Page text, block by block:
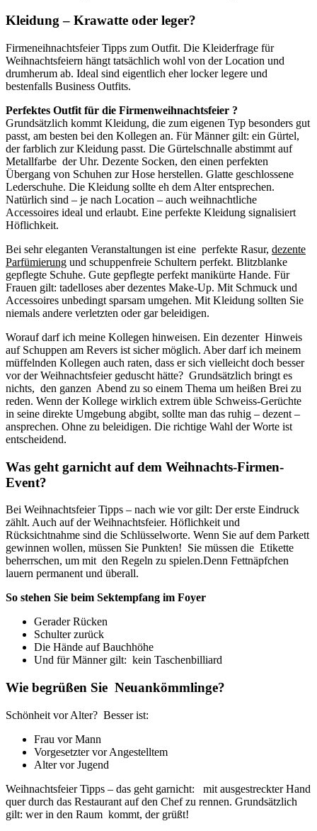
Kleidung – Krawatte oder leger?
Firmeneihnachtsfeier Tipps zum Outfit. Die Kleiderfrage für
Weihnachtsfeiern hängt tatsächlich wohl von der Location und
drumherum ab. Ideal sind eigentlich eher locker legere und
bestenfalls Business Outfits.
Perfektes Outfit für die Firmenweihnachtsfeier ?
Grundsätzlich kommt Kleidung, die zum eigenen Typ besonders gut
passt, am besten bei den Kollegen an. Für Männer gilt: ein Gürtel,
der farblich zur Kleidung passt. Die Gürtelschnalle abstimmt auf
Metallfarbe der Uhr. Dezente Socken, den einen perfekten
Übergang von Schuhen zur Hose herstellen. Glatte geschlossene
Lederschuhe. Die Kleidung sollte eh dem Alter entsprechen.
Natürlich sind – je nach Location – auch weihnachtliche
Accessoires ideal und erlaubt. Eine perfekte Kleidung signalisiert
Höflichkeit.
Bei sehr eleganten Veranstaltungen ist eine perfekte Rasur, dezente
Parfümierung und schuppenfreie Schultern perfekt. Blitzblanke
gepflegte Schuhe. Gute gepflegte perfekt manikürte Hande. Für
Frauen gilt: tadelloses aber dezentes Make-Up. Mit Schmuck und
Accessoires unbedingt sparsam umgehen. Mit Kleidung sollten Sie
niemals andere verletzten oder gar beleidigen.
Worauf darf ich meine Kollegen hinweisen. Ein dezenter Hinweis
auf Schuppen am Revers ist sicher möglich. Aber darf ich meinem
müffelnden Kollegen auch raten, dass er sich vielleicht doch besser
vor der Weihnachtsfeier geduscht hätte? Grundsätzlich bringt es
nichts, den ganzen Abend zu so einem Thema um heißen Brei zu
reden. Wenn der Kollege wirklich extrem üble Schweiss-Gerüchte
in seine direkte Umgebung abgibt, sollte man das ruhig – dezent –
ansprechen. Ohne zu beleidigen. Die richtige Wahl der Worte ist
entscheidend.
Was geht garnicht auf dem Weihnachts-Firmen-
Event?
Bei Weihnachtsfeier Tipps – nach wie vor gilt: Der erste Eindruck
zählt. Auch auf der Weihnachtsfeier. Höflichkeit und
Rücksichtnahme sind die Schlüsselworte. Wenn Sie auf dem Parkett
gewinnen wollen, müssen Sie Punkten! Sie müssen die Etikette
beherrschen, um mit den Regeln zu spielen.Denn Fettnäpfchen
lauern permanent und überall.
So stehen Sie beim Sektempfang im Foyer
Gerader Rücken
Schulter zurück
Die Hände auf Bauchhöhe
Und für Männer gilt: kein Taschenbilliard
Wie begrüßen Sie Neuankömmlinge?
Schönheit vor Alter? Besser ist:
Frau vor Mann
Vorgesetzter vor Angestelltem
Alter vor Jugend
Weihnachtsfeier Tipps – das geht garnicht: mit ausgestreckter Hand
quer durch das Restaurant auf den Chef zu rennen. Grundsätzlich
gilt: wer in den Raum kommt, der grüßt!